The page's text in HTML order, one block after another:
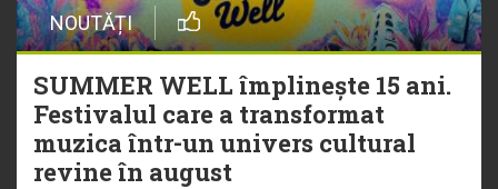
NOUTĂȚI
SUMMER WELL împlinește 15 ani.
Festivalul care a transformat
muzica într-un univers cultural
revine în august